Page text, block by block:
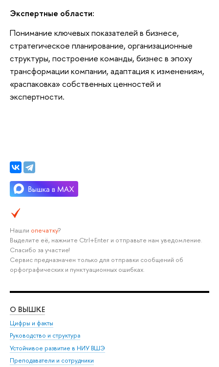
Экспертные области:
Понимание ключевых показателей в бизнесе,
стратегическое планирование, организационные
структуры, построение команды, бизнес в эпоху
трансформации компании, адаптация к изменениям,
«распаковка» собственных ценностей и
экспертности.
Нашли опечатку?
Выделите её, нажмите Ctrl+Enter и отправьте нам уведомление.
Спасибо за участие!
Сервис предназначен только для отправки сообщений об
орфографических и пунктуационных ошибках.
О ВЫШКЕ
Цифры и факты
Руководство и структура
Устойчивое развитие в НИУ ВШЭ
Преподаватели и сотрудники